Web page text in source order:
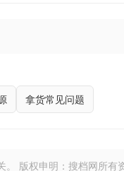
拿货常见问题
。 版权申明：搜档网所有